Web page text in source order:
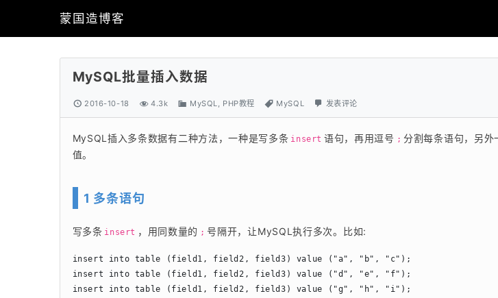
蒙国造博客
MySQL批量插入数据
2016-10-18 4.3k MySQL PHP教程 MySQL 发表评论
MySQL插入多条数据有二种方法，一种是写多条 insert 语句，再用逗号 ; 分割每条语句，另外
值。
1 多条语句
写多条 insert ，用同数量的 ; 号隔开，让MySQL执行多次。比如:
insert into table (field1, field2, field3) value ("a", "b", "c");
insert into table (field1, field2, field3) value ("d", "e", "f");
insert into table (field1, field2, field3) value ("g", "h", "i");